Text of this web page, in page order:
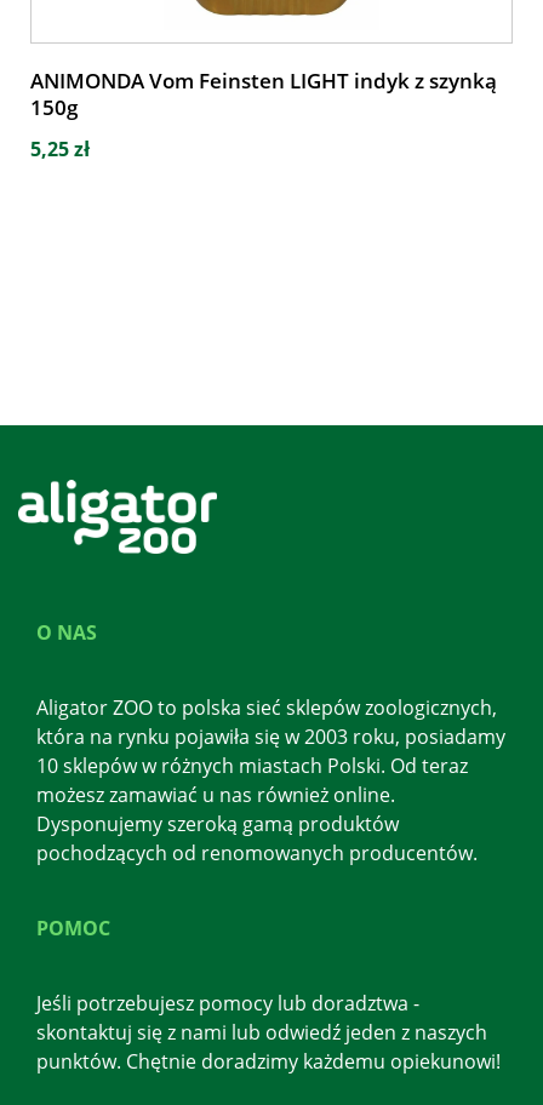
ANIMONDA Vom Feinsten LIGHT indyk z szynką
150g
5,25 zł
O NAS
Aligator ZOO to polska sieć sklepów zoologicznych,
która na rynku pojawiła się w 2003 roku, posiadamy
10 sklepów w różnych miastach Polski. Od teraz
możesz zamawiać u nas również online.
Dysponujemy szeroką gamą produktów
pochodzących od renomowanych producentów.
POMOC
Jeśli potrzebujesz pomocy lub doradztwa -
skontaktuj się z nami lub odwiedź jeden z naszych
punktów. Chętnie doradzimy każdemu opiekunowi!